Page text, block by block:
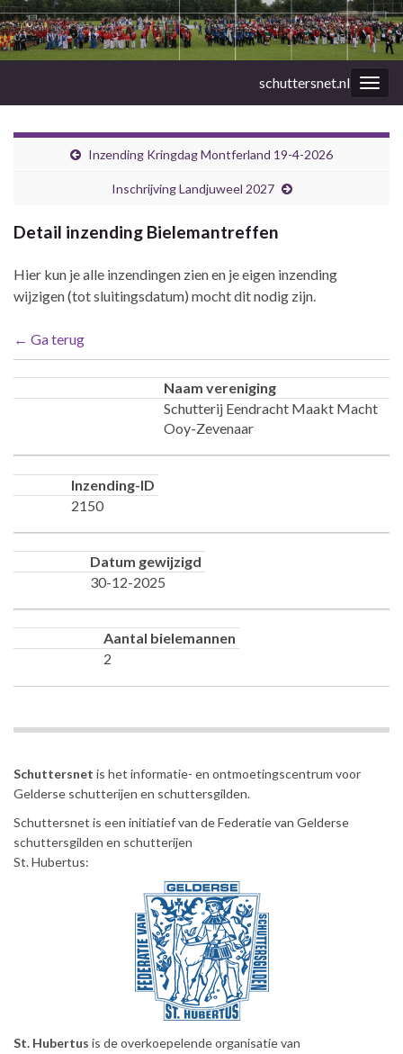
schuttersnet.nl
Inzending Kringdag Montferland 19-4-2026
Inschrijving Landjuweel 2027
Detail inzending Bielemantreffen
Hier kun je alle inzendingen zien en je eigen inzending
wijzigen (tot sluitingsdatum) mocht dit nodig zijn.
← Ga terug
Naam vereniging
Schutterij Eendracht Maakt Macht
Ooy-Zevenaar
Inzending-ID
2150
Datum gewijzigd
30-12-2025
Aantal bielemannen
2
Schuttersnet is het informatie- en ontmoetingscentrum voor
Gelderse schutterijen en schuttersgilden.
Schuttersnet is een initiatief van de Federatie van Gelderse
schuttersgilden en schutterijen
St. Hubertus:
St. Hubertus is de overkoepelende organisatie van